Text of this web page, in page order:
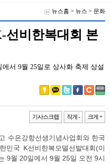
뉴스홈 > 뉴스 > 문화
선비한복대회 본
서 9월 25일로 상사화 축제 상설
기사스크랩 작게 - 크게 +
수은강항선생기념사업회와 한국
민국 K선비한복모델선발대회(이
9월 20일에서 9월 25일 오전 9시